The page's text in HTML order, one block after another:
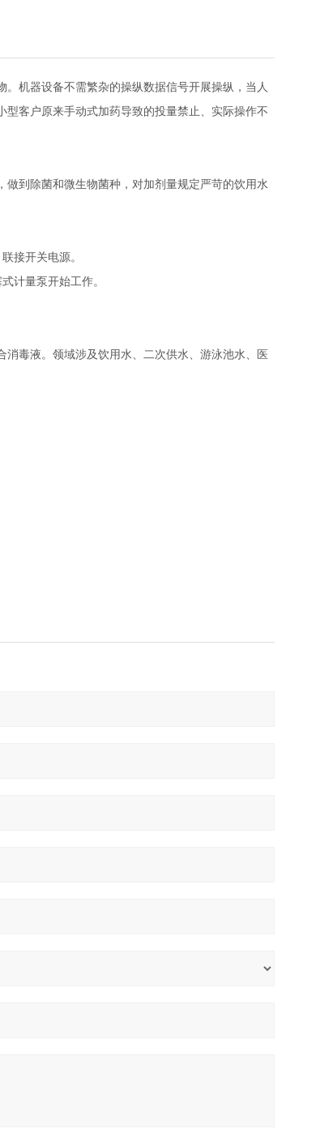
机器设备不需繁杂的操纵数据信号开展操纵，当人
客户原来手动式加药导致的投量禁止、实际操作不
到除菌和微生物菌种，对加剂量规定严苛的饮用水
接开关电源。
计量泵开始工作。
毒液。领域涉及饮用水、二次供水、游泳池水、医